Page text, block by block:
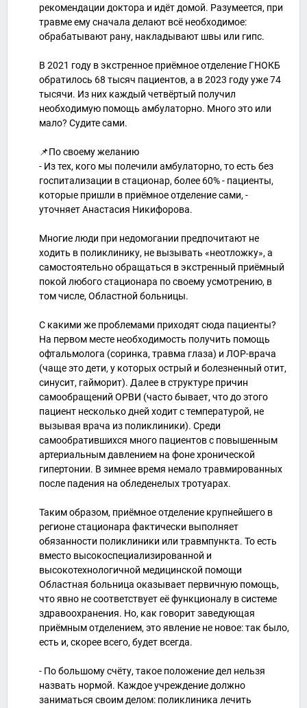
рекомендации доктора и идёт домой. Разумеется, при
травме ему сначала делают всё необходимое:
обрабатывают рану, накладывают швы или гипс.
В 2021 году в экстренное приёмное отделение ГНОКБ
обратилось 68 тысяч пациентов, а в 2023 году уже 74
тысячи. Из них каждый четвёртый получил
необходимую помощь амбулаторно. Много это или
мало? Судите сами.
📌По своему желанию
- Из тех, кого мы полечили амбулаторно, то есть без
госпитализации в стационар, более 60% - пациенты,
которые пришли в приёмное отделение сами, -
уточняет Анастасия Никифорова.
Многие люди при недомогании предпочитают не
ходить в поликлинику, не вызывать «неотложку», а
самостоятельно обращаться в экстренный приёмный
покой любого стационара по своему усмотрению, в
том числе, Областной больницы.
С какими же проблемами приходят сюда пациенты?
На первом месте необходимость получить помощь
офтальмолога (соринка, травма глаза) и ЛОР-врача
(чаще это дети, у которых острый и болезненный отит,
синусит, гайморит). Далее в структуре причин
самообращений ОРВИ (часто бывает, что до этого
пациент несколько дней ходит с температурой, не
вызывая врача из поликлиники). Среди
самообратившихся много пациентов с повышенным
артериальным давлением на фоне хронической
гипертонии. В зимнее время немало травмированных
после падения на обледенелых тротуарах.
Таким образом, приёмное отделение крупнейшего в
регионе стационара фактически выполняет
обязанности поликлиники или травмпункта. То есть
вместо высокоспециализированной и
высокотехнологичной медицинской помощи
Областная больница оказывает первичную помощь,
что явно не соответствует её функционалу в системе
здравоохранения. Но, как говорит заведующая
приёмным отделением, это явление не новое: так было,
есть и, скорее всего, будет всегда.
- По большому счёту, такое положение дел нельзя
назвать нормой. Каждое учреждение должно
заниматься своим делом: поликлиника лечить